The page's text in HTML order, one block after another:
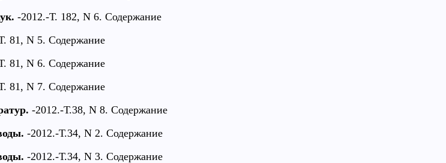
-2012.-Т. 182, N 6. Содержание
81, N 5. Содержание
81, N 6. Содержание
81, N 7. Содержание
-2012.-Т.38, N 8. Содержание
-2012.-Т.34, N 2. Содержание
-2012.-Т.34, N 3. Содержание